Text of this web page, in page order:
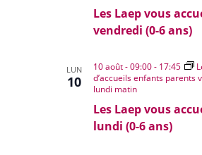
Les Laep vous
vendredi (0-6 ans)
LUN
10
Les Laep vous
lundi (0-6 ans)
10 août - 09:00- 17:45
d’accueils enfants parents
lundi matin